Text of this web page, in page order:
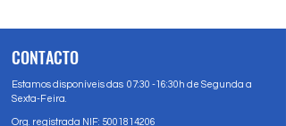
CONTACTO
Estamos disponíveis das 07:30 -16:30h de Segunda a
Sexta-Feira.
Org. registrada NIF: 5001814206